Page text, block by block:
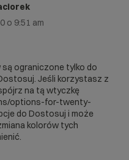
o 9:51 am
ograniczone tylko do
Jeśli korzystasz z
na tą wtyczkę
options-for-twenty-
do Dostosuj i może
kolorów tych